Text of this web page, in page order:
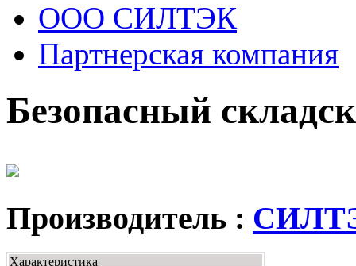
ООО СИЛТЭК
Партнерская компания
Безопасный
Производитель :
Характеристика